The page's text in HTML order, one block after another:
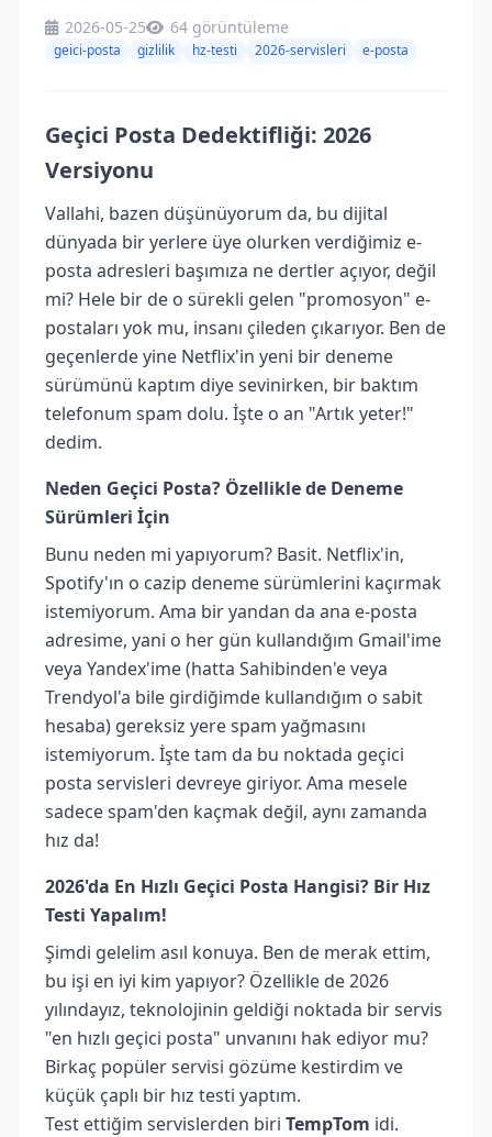
2026-05-25 64 görüntüleme
geici-posta gizlilik hz-testi 2026-servisleri e-posta
Geçici Posta Dedektifliği: 2026
Versiyonu
Vallahi, bazen düşünüyorum da, bu dijital
dünyada bir yerlere üye olurken verdiğimiz e-
posta adresleri başımıza ne dertler açıyor, değil
mi? Hele bir de o sürekli gelen "promosyon" e-
postaları yok mu, insanı çileden çıkarıyor. Ben de
geçenlerde yine Netflix'in yeni bir deneme
sürümünü kaptım diye sevinirken, bir baktım
telefonum spam dolu. İşte o an "Artık yeter!"
dedim.
Neden Geçici Posta? Özellikle de Deneme
Sürümleri İçin
Bunu neden mi yapıyorum? Basit. Netflix'in,
Spotify'ın o cazip deneme sürümlerini kaçırmak
istemiyorum. Ama bir yandan da ana e-posta
adresime, yani o her gün kullandığım Gmail'ime
veya Yandex'ime (hatta Sahibinden'e veya
Trendyol'a bile girdiğimde kullandığım o sabit
hesaba) gereksiz yere spam yağmasını
istemiyorum. İşte tam da bu noktada geçici
posta servisleri devreye giriyor. Ama mesele
sadece spam'den kaçmak değil, aynı zamanda
hız da!
2026'da En Hızlı Geçici Posta Hangisi? Bir Hız
Testi Yapalım!
Şimdi gelelim asıl konuya. Ben de merak ettim,
bu işi en iyi kim yapıyor? Özellikle de 2026
yılındayız, teknolojinin geldiği noktada bir servis
"en hızlı geçici posta" unvanını hak ediyor mu?
Birkaç popüler servisi gözüme kestirdim ve
küçük çaplı bir hız testi yaptım.
Test ettiğim servislerden biri TempTom idi.